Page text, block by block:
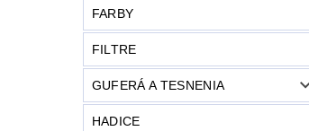
FARBY
FILTRE
GUFERÁ A TESNENIA
HADICE